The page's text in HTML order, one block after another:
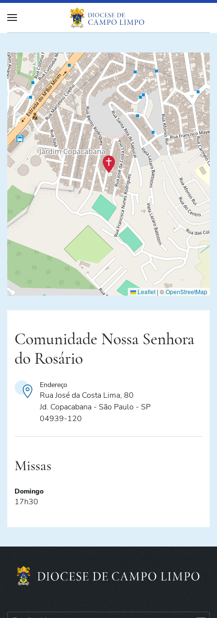
Leaflet | ©OpenStreetMap
Comunidade Nossa Senhora
do Rosário
Endereço
Rua José da Costa Lima, 80
Jd. Copacabana - São Paulo - SP
04939-120
Missas
Domingo
17h30